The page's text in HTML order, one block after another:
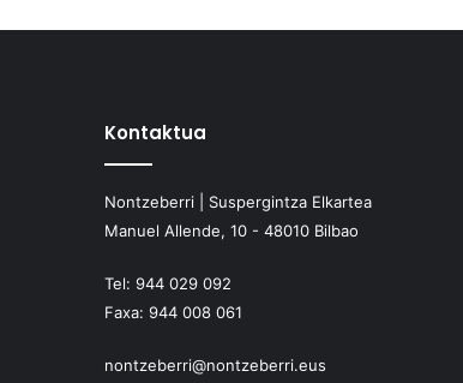
Kontaktua
Nontzeberri | Suspergintza Elkartea
Manuel Allende, 10 - 48010 Bilbao
Tel: 944 029 092
Faxa: 944 008 061
nontzeberri@nontzeberri.eus